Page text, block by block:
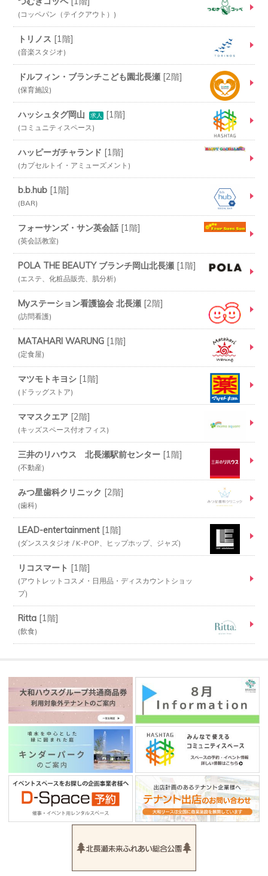
コッペパン（テイクアウト）
トリノス [1階]
音楽スタジオ
ドルフィン・ブランチこども園北長瀬 [2階]
保育施設
ハッシュタグ岡山 求人 [1階]
コミュニティスペース
ハッピーガチャランド [1階]
カプセルトイ・アミューズメント
b.b.hub [1階]
BAR
フォーサンズ・サン英会話 [1階]
英会話教室
POLA THE BEAUTY ブランチ岡山北長瀬 [1階]
エステ、化粧品販売、肌分析
Myステーション看護協会 北長瀬 [2階]
訪問看護
MATAHARI WARUNG [1階]
定食屋
マツモトキヨシ [1階]
ドラッグストア
ママスクエア [2階]
キッズスペース付オフィス
三井のリハウス 北長瀬駅前センター [1階]
不動産
みつ星歯科クリニック [2階]
歯科
LEAD-entertainment [1階]
ダンススタジオ / K-POP、ヒップホップ、ジャズ
リコスマート [1階]
アウトレットコスメ・日用品・ディスカウントショッ
プ
Ritta [1階]
飲食